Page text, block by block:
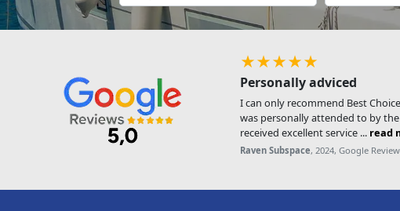
★★★★★
Personally adviced
I can only recommend Best
was personally attended to by
received excellent service ... read
Raven Subspace, 2024, Google Review